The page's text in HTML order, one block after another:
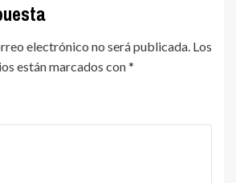
electrónico no será publicada. Los
están marcados con*